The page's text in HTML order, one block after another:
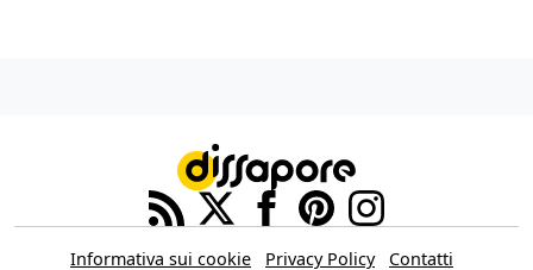
Informativa sui cookie Privacy Policy Contatti